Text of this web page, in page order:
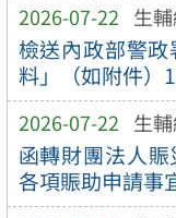
2026-07-22 生
檢送內政部警
料」（如附件）
2026-07-22 生
函轉財團法人
各項賑助申請事